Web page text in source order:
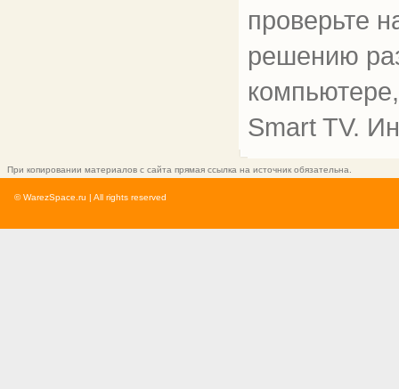
проверьте
решению
Smart TV.
При копировании материалов с сайта прямая ссылка на источник обязательна.
© WarezSpace.ru | All rights reserved